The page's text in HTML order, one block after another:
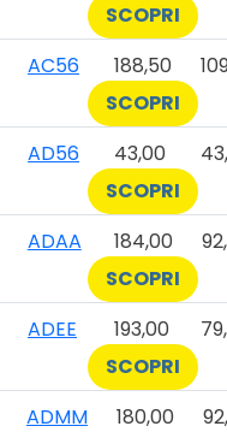
SCOPRI
AC56 188,50
SCOPRI
AD56 43,00
SCOPRI
ADAA 184,00
SCOPRI
ADEE 193,00
SCOPRI
ADMM 180,00